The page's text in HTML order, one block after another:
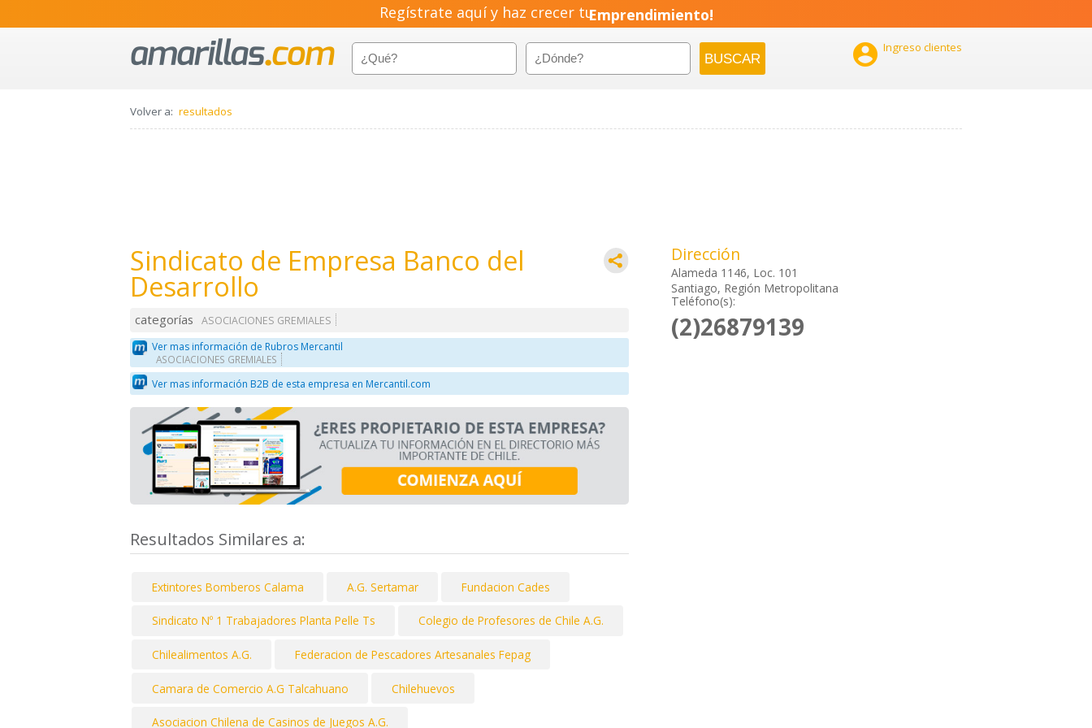
Regístrate aquí y haz crecer tuEmprendimiento!
 Ingreso clientes
Volver a: resultados
Sindicato de Empresa Banco del
Desarrollo
categorías
ASOCIACIONES GREMIALES
Ver mas información de Rubros Mercantil
ASOCIACIONES GREMIALES
Ver mas información B2B de esta empresa en Mercantil.com
Resultados Similares a:
Extintores Bomberos Calama A.G. Sertamar Fundacion Cades
Sindicato Nº 1 Trabajadores Planta Pelle Ts Colegio de Profesores de Chile A.G.
Chilealimentos A.G. Federacion de Pescadores Artesanales Fepag
Camara de Comercio A.G Talcahuano Chilehuevos
Asociacion Chilena de Casinos de Juegos A.G.
Dirección
Alameda 1146, Loc. 101
Santiago, Región Metropolitana
Teléfono(s):
(2)26879139